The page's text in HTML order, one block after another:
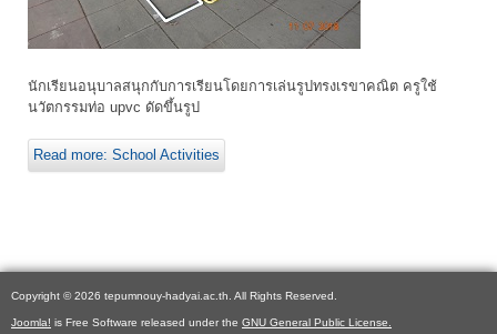
นักเรียนอนุบาลสนุกกับการเรียนโดยการเล่นรูปทรงเรขาคณิต ครูใช้
นวัตกรรมท่อ upvc ดัดขึ้นรูป
Read more: School Activities
Copyright © 2026 tepumnouy-hadyai.ac.th. All Rights Reserved.
Joomla! is Free Software released under the GNU General Public License.